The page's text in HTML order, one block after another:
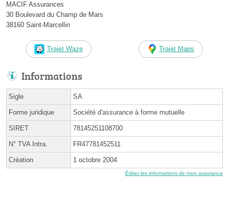
MACIF Assurances
30 Boulevard du Champ de Mars
38160 Saint-Marcellin
Trajet Waze Trajet Maps
Informations
Sigle SA
Forme juridique Société d'assurance à forme mutuelle
SIRET 78145251108700
N° TVA Intra. FR47781452511
Création 1 octobre 2004
Éditer les informations de mon assurance